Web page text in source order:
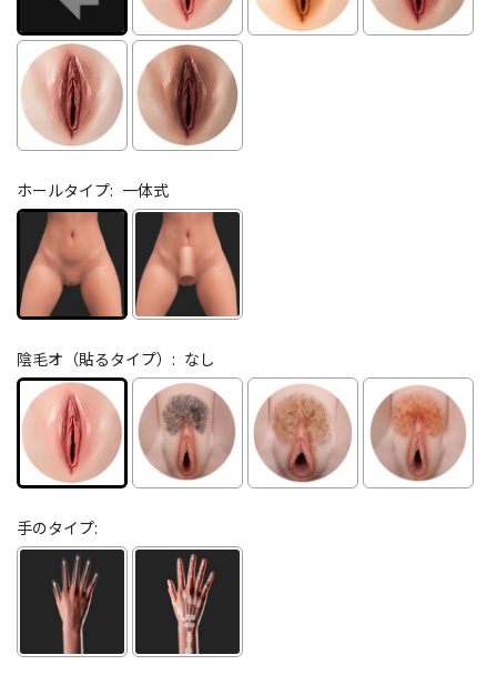
ホールタイプ: 一体式
陰毛オ（貼るタイプ）: なし
手のタイプ: